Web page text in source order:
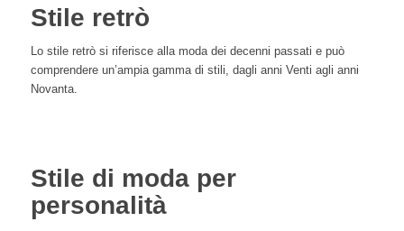
Stile retrò
Lo stile retrò si riferisce alla moda dei decenni passati e può
comprendere un’ampia gamma di stili, dagli anni Venti agli anni
Novanta.
Stile di moda per
personalità